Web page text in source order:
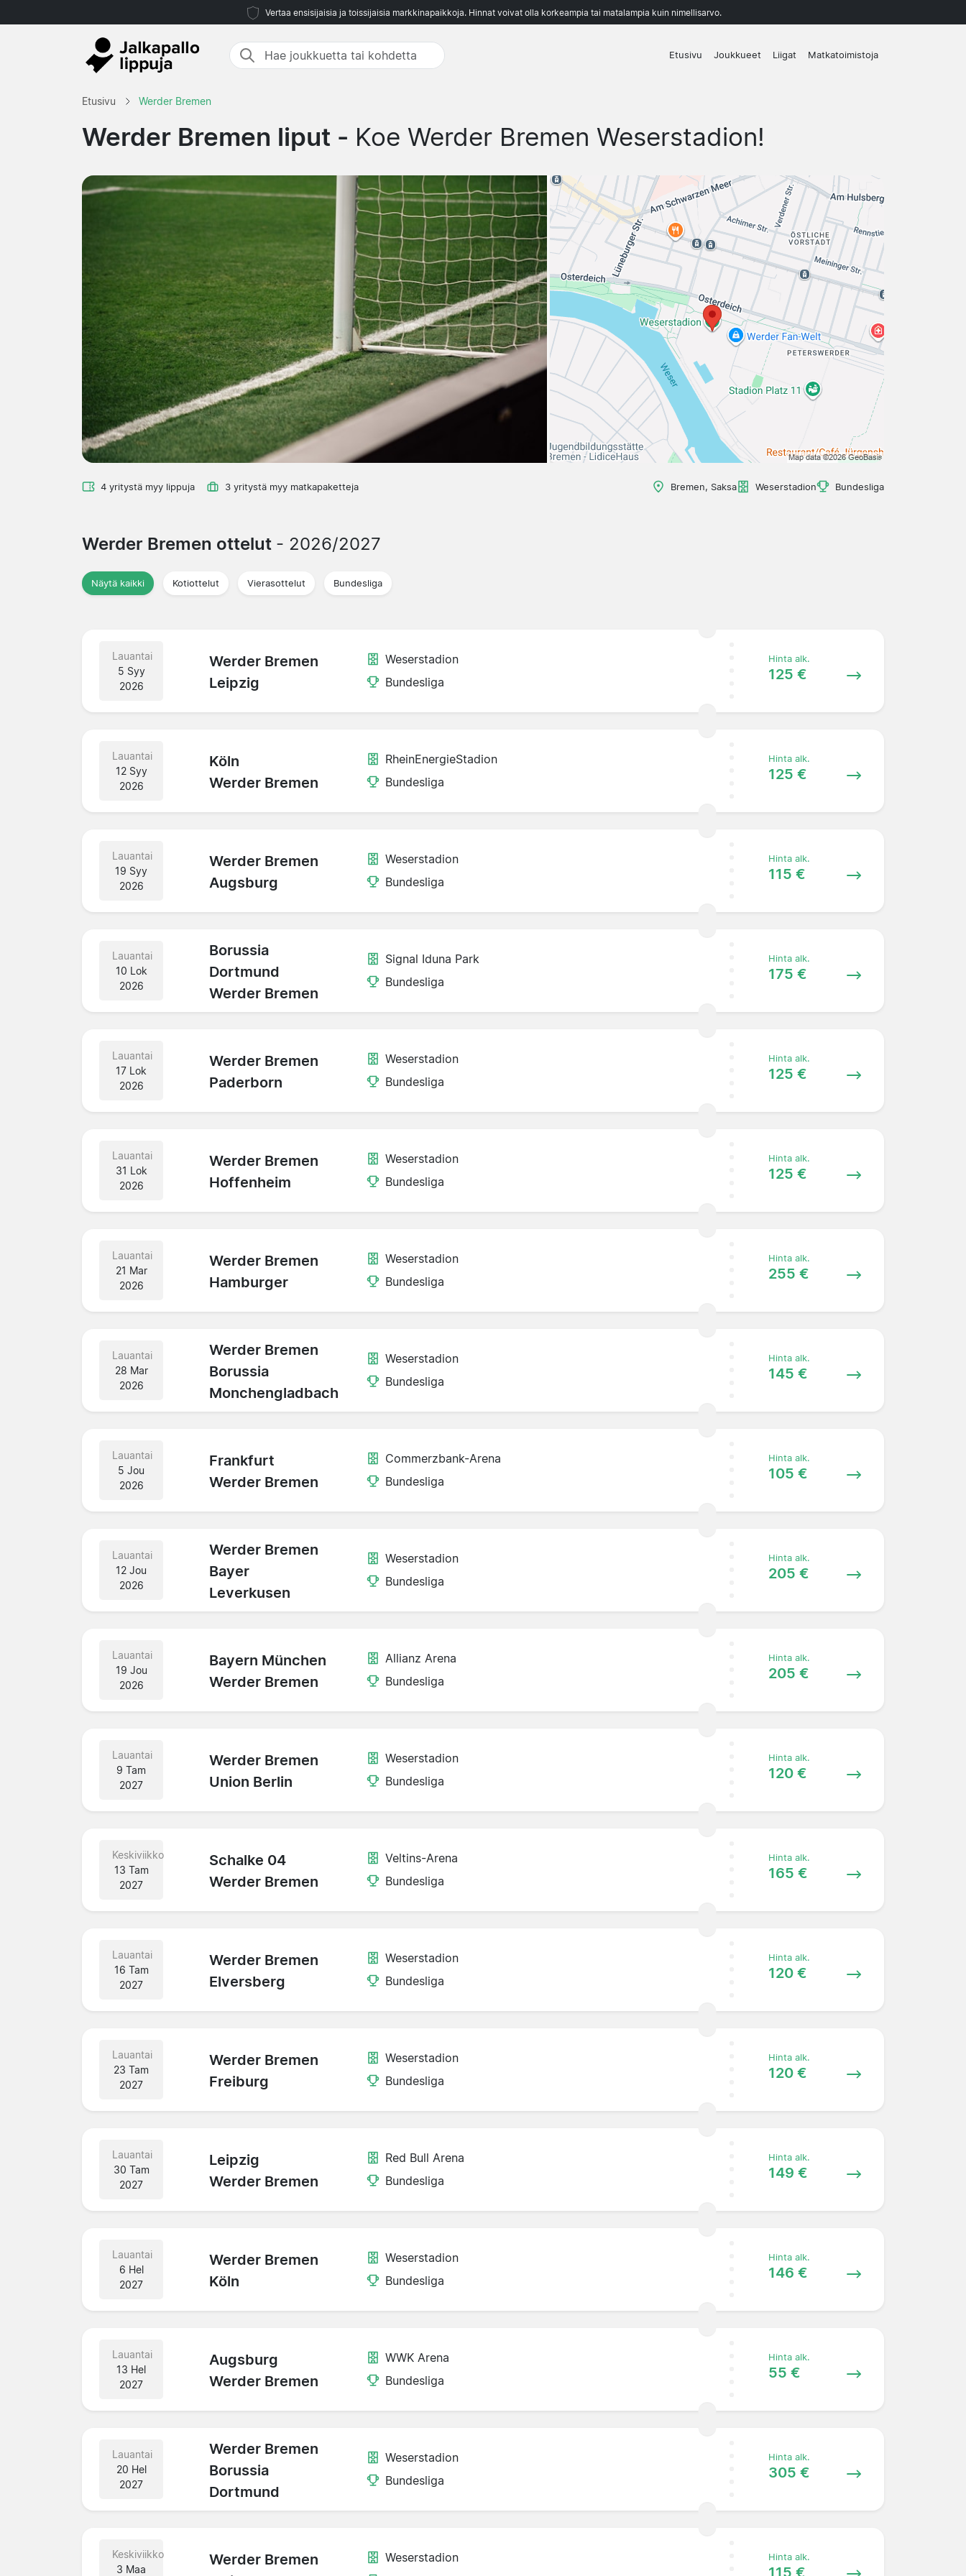
Vertaa ensisijaisia ja toissijaisia markkinapaikkoja. Hinnat voivat olla korkeampia tai matalampia kuin nimellisarvo.
Etusivu Joukkueet Liigat Matkatoimistoja
Etusivu Werder Bremen
Werder Bremen liput - Koe Werder Bremen Weserstadion!
4 yritystä myy lippuja 3 yritystä myy matkapaketteja Bremen, Saksa Weserstadion Bundesliga
Werder Bremen ottelut - 2026/2027
Näytä kaikki Kotiottelut Vierasottelut Bundesliga
Lauantai
5 Syy
2026
Werder Bremen
Leipzig
Weserstadion
Bundesliga
Hinta alk.
125 €
Lauantai
12 Syy
2026
Köln
Werder Bremen
RheinEnergieStadion
Bundesliga
Hinta alk.
125 €
Lauantai
19 Syy
2026
Werder Bremen
Augsburg
Weserstadion
Bundesliga
Hinta alk.
115 €
Lauantai
10 Lok
2026
Borussia
Dortmund
Werder Bremen
Signal Iduna Park
Bundesliga
Hinta alk.
175 €
Lauantai
17 Lok
2026
Werder Bremen
Paderborn
Weserstadion
Bundesliga
Hinta alk.
125 €
Lauantai
31 Lok
2026
Werder Bremen
Hoffenheim
Weserstadion
Bundesliga
Hinta alk.
125 €
Lauantai
21 Mar
2026
Werder Bremen
Hamburger
Weserstadion
Bundesliga
Hinta alk.
255 €
Lauantai
28 Mar
2026
Werder Bremen
Borussia
Monchengladbach
Weserstadion
Bundesliga
Hinta alk.
145 €
Lauantai
5 Jou
2026
Frankfurt
Werder Bremen
Commerzbank-Arena
Bundesliga
Hinta alk.
105 €
Lauantai
12 Jou
2026
Werder Bremen
Bayer
Leverkusen
Weserstadion
Bundesliga
Hinta alk.
205 €
Lauantai
19 Jou
2026
Bayern München
Werder Bremen
Allianz Arena
Bundesliga
Hinta alk.
205 €
Lauantai
9 Tam
2027
Werder Bremen
Union Berlin
Weserstadion
Bundesliga
Hinta alk.
120 €
Keskiviikko
13 Tam
2027
Schalke 04
Werder Bremen
Veltins-Arena
Bundesliga
Hinta alk.
165 €
Lauantai
16 Tam
2027
Werder Bremen
Elversberg
Weserstadion
Bundesliga
Hinta alk.
120 €
Lauantai
23 Tam
2027
Werder Bremen
Freiburg
Weserstadion
Bundesliga
Hinta alk.
120 €
Lauantai
30 Tam
2027
Leipzig
Werder Bremen
Red Bull Arena
Bundesliga
Hinta alk.
149 €
Lauantai
6 Hel
2027
Werder Bremen
Köln
Weserstadion
Bundesliga
Hinta alk.
146 €
Lauantai
13 Hel
2027
Augsburg
Werder Bremen
WWK Arena
Bundesliga
Hinta alk.
55 €
Lauantai
20 Hel
2027
Werder Bremen
Borussia
Dortmund
Weserstadion
Bundesliga
Hinta alk.
305 €
Keskiviikko
3 Maa
Werder Bremen
Weserstadion
Hinta alk.
115 €